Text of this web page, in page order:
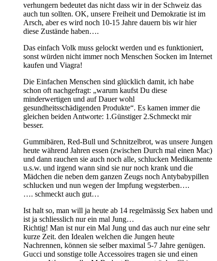
verhungern bedeutet das nicht dass wir in der Schweiz das
auch tun sollten. OK, unsere Freiheit und Demokratie ist im
Arsch, aber es wird noch 10-15 Jahre dauern bis wir hier
diese Zustände haben….
Das einfach Volk muss gelockt werden und es funktioniert,
sonst würden nicht immer noch Menschen Socken im Internet
kaufen und Viagra!
Die Einfachen Menschen sind glücklich damit, ich habe
schon oft nachgefragt: „warum kaufst Du diese
minderwertigen und auf Dauer wohl
gesundheitsschädigenden Produkte“. Es kamen immer die
gleichen beiden Antworte: 1.Günstiger 2.Schmeckt mir
besser.
Gummibären, Red-Bull und Schnitzelbrot, was unsere Jungen
heute während Jahren essen (zwischen Durch mal einen Mac)
und dann rauchen sie auch noch alle, schlucken Medikamente
u.s.w. und irgend wann sind sie nur noch krank und die
Mädchen die neben dem ganzen Zeugs noch Antybabypillen
schlucken und nun wegen der Impfung wegsterben….
…. schmeckt auch gut…
Ist halt so, man will ja heute ab 14 regelmässig Sex haben und
ist ja schliesslich nur ein mal Jung…
Richtig! Man ist nur ein Mal Jung und das auch nur eine sehr
kurze Zeit. den Idealen welchen die Jungen heute
Nachrennen, können sie selber maximal 5-7 Jahre genügen.
Gucci und sonstige tolle Accessoires tragen sie und einen